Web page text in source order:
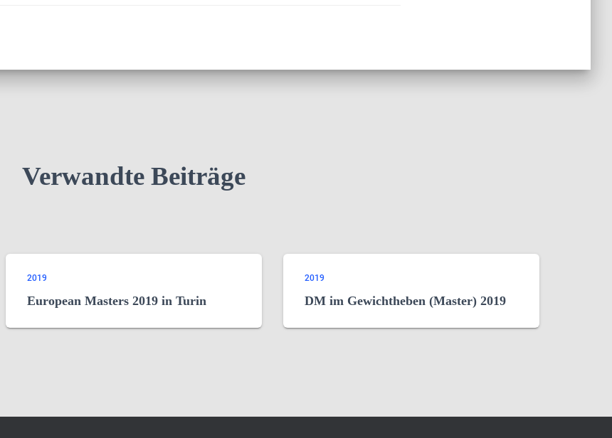
Verwandte Beiträge
2019
European Masters 2019 in Turin
2019
DM im Gewichtheben (Master) 2019